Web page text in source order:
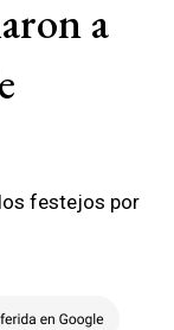
a
festejos por